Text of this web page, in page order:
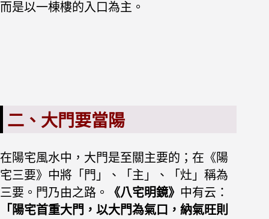
而是以一棟樓的入口為主。
二、大門要當陽
在陽宅風水中，大門是至關主要的；在《陽
宅三要》中將「門」、「主」、「灶」稱為
三要。門乃由之路。
《八宅明鏡》 中有云：
「陽宅首重大門，以大門為氣口，納氣旺則